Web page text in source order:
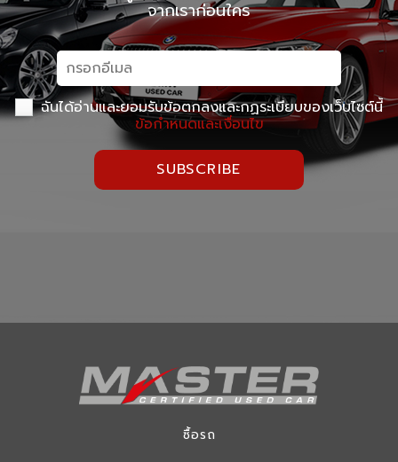
จากเราก่อนใคร
ฉันได้อ่านและยอมรับข้อตกลงและกฏระเบียบของเว็บไซต์นี้
ข้อกำหนดและเงื่อนไข
SUBSCRIBE
ซื้อรถ